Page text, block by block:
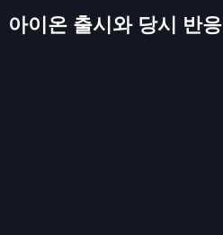
아이온 출시와 당시 반응